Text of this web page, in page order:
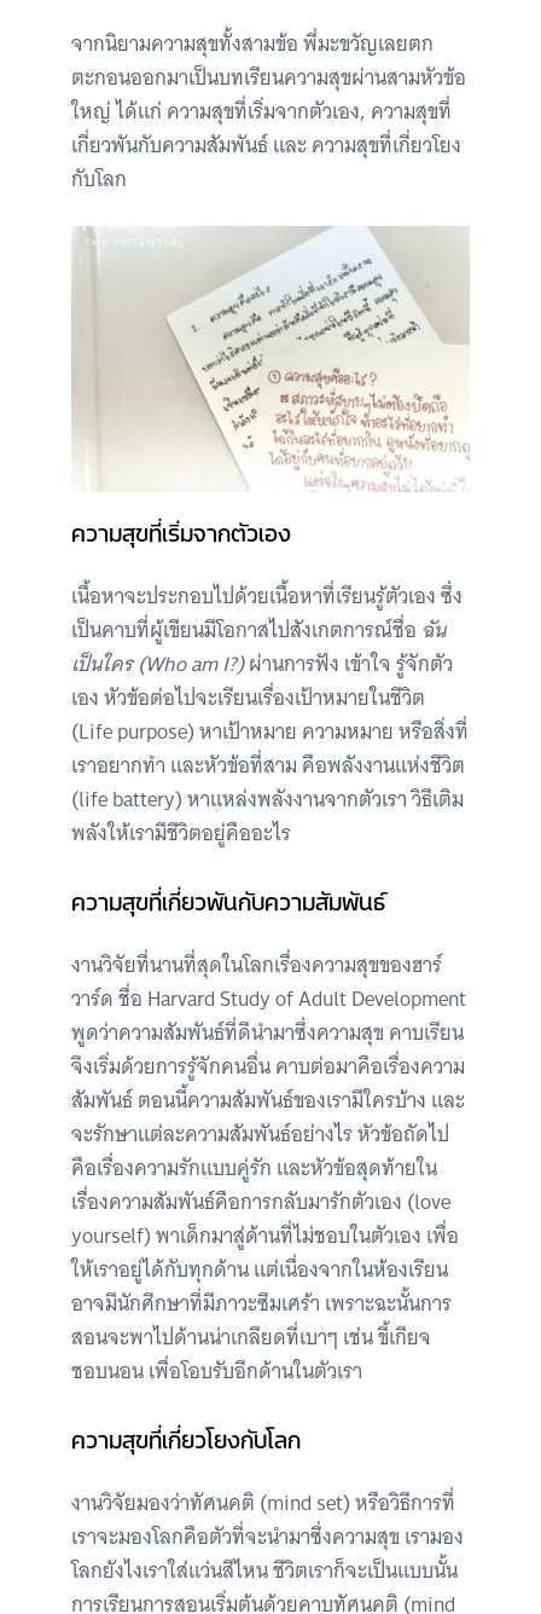
จากนิยามความสุขทั้งสามข้อ พี่มะขวัญเลยตก
ตะกอนออกมาเป็นบทเรียนความสุขผ่านสามหัวข้อ
ใหญ่ ได้แก่ ความสุขที่เริ่มจากตัวเอง, ความสุขที่
เกี่ยวพันกับความสัมพันธ์ และ ความสุขที่เกี่ยวโยง
กับโลก
ความสุขที่เริ่มจากตัวเอง
เนื้อหาจะประกอบไปด้วยเนื้อหาที่เรียนรู้ตัวเอง ซึ่ง
เป็นคาบที่ผู้เขียนมีโอกาสไปสังเกตการณ์ชื่อ ฉัน
เป็นใคร (Who am I?)ผ่านการฟัง เข้าใจ รู้จักตัว
เอง หัวข้อต่อไปจะเรียนเรื่องเป้าหมายในชีวิต
(Life purpose) หาเป้าหมาย ความหมาย หรือสิ่งที่
เราอยากทำ และหัวข้อที่สาม คือพลังงานแห่งชีวิต
(life battery) หาแหล่งพลังงานจากตัวเรา วิธีเติม
พลังให้เรามีชีวิตอยู่คืออะไร
ความสุขที่เกี่ยวพันกับความสัมพันธ์
งานวิจัยที่นานที่สุดในโลกเรื่องความสุขของฮาร์
วาร์ด ชื่อ Harvard Study of Adult Development
พูดว่าความสัมพันธ์ที่ดีนำมาซึ่งความสุข คาบเรียน
จึงเริ่มด้วยการรู้จักคนอื่น คาบต่อมาคือเรื่องความ
สัมพันธ์ ตอนนี้ความสัมพันธ์ของเรามีใครบ้าง และ
จะรักษาแต่ละความสัมพันธ์อย่างไร หัวข้อถัดไป
คือเรื่องความรักแบบคู่รัก และหัวข้อสุดท้ายใน
เรื่องความสัมพันธ์คือการกลับมารักตัวเอง (love
yourself) พาเด็กมาสู่ด้านที่ไม่ชอบในตัวเอง เพื่อ
ให้เราอยู่ได้กับทุกด้าน แต่เนื่องจากในห้องเรียน
อาจมีนักศึกษาที่มีภาวะซึมเศร้า เพราะฉะนั้นการ
สอนจะพาไปด้านน่าเกลียดที่เบาๆ เช่น ขี้เกียจ
ชอบนอน เพื่อโอบรับอีกด้านในตัวเรา
ความสุขที่เกี่ยวโยงกับโลก
งานวิจัยมองว่าทัศนคติ (mind set) หรือวิธีการที่
เราจะมองโลกคือตัวที่จะนำมาซึ่งความสุข เรามอง
โลกยังไงเราใส่แว่นสีไหน ชีวิตเราก็จะเป็นแบบนั้น
การเรียนการสอนเริ่มต้นด้วยคาบทัศนคติ (mind